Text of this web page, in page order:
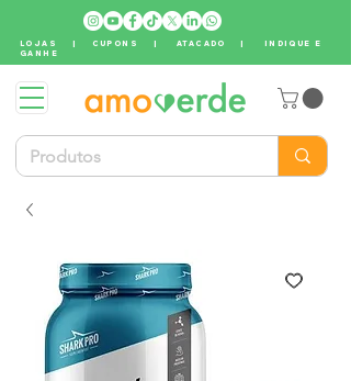
LOJAS | CUPONS |ATACADO | INDIQUE E
GANHE